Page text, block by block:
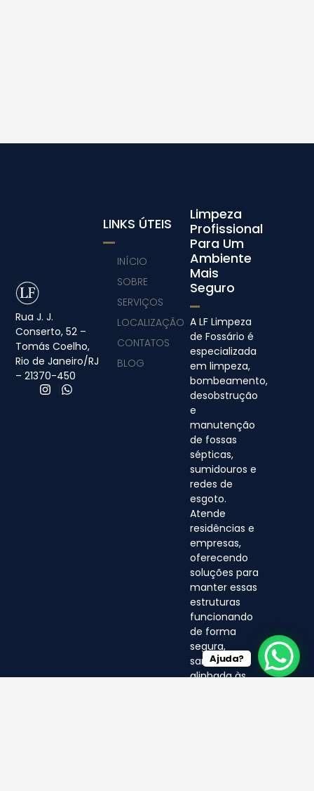
Rua J. J.
Conserto, 52 –
Tomás Coelho,
Rio de Janeiro/RJ
– 21370-450
Limpeza
Profissional
Para Um
Ambiente
Mais
Seguro
A LF Limpeza
de Fossário é
especializada
em limpeza,
bombeamento,
desobstrução
e
manutenção
de fossas
sépticas,
sumidouros e
redes de
esgoto.
Atende
residências e
empresas,
oferecendo
soluções para
manter essas
estruturas
funcionando
de forma
segura,
sanitária e
alinhada às
LINKS ÚTEIS
INÍCIO
SOBRE
SERVIÇOS
LOCALIZAÇÃO
CONTATOS
BLOG
Ajuda?